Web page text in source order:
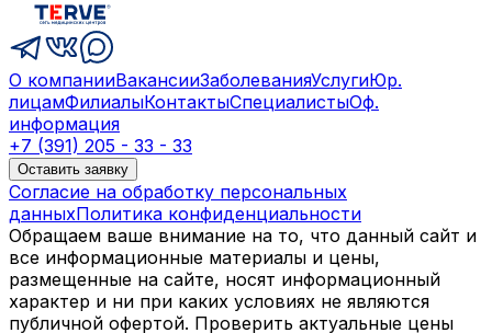
О компанииВакансииЗаболеванияУслугиЮр.
лицамФилиалыКонтактыСпециалистыОф.
информация
+7 (391) 205 - 33 - 33
Оставить заявку
Согласие на обработку персональных
данныхПолитика конфиденциальности
Обращаем ваше внимание на то, что данный сайт и
все информационные материалы и цены,
размещенные на сайте, носят информационный
характер и ни при каких условиях не являются
публичной офертой. Проверить актуальные цены